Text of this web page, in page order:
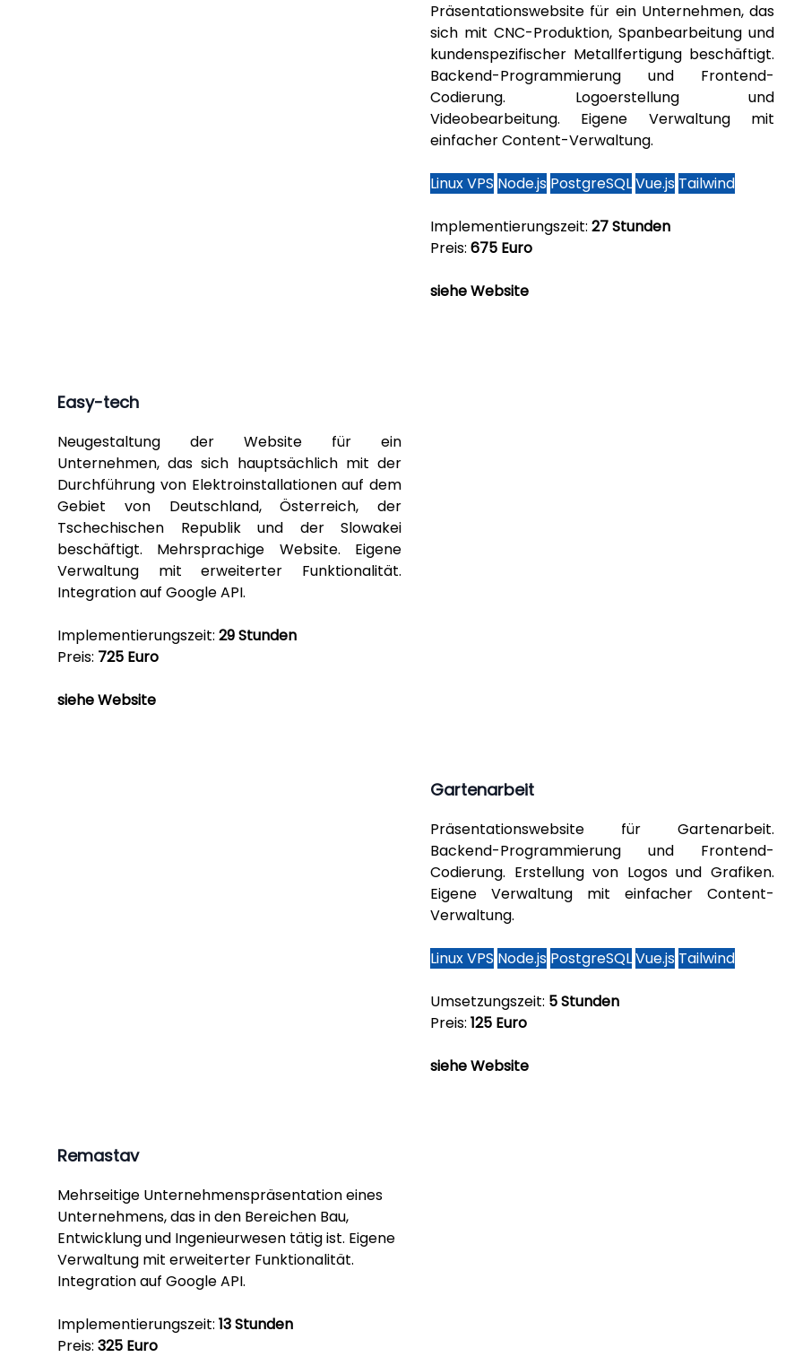
Präsentationswebsite für ein Unternehmen, das
sich mit CNC-Produktion, Spanbearbeitung und
kundenspezifischer Metallfertigung beschäftigt.
Backend-Programmierung und Frontend-
Codierung. Logoerstellung und
Videobearbeitung. Eigene Verwaltung mit
einfacher Content-Verwaltung.
Linux VPS Node.js PostgreSQLVue.js Tailwind
Implementierungszeit: 27 Stunden
Preis: 675 Euro
siehe Website
Easy-tech
Neugestaltung der Website für ein
Unternehmen, das sich hauptsächlich mit der
Durchführung von Elektroinstallationen auf dem
Gebiet von Deutschland, Österreich, der
Tschechischen Republik und der Slowakei
beschäftigt. Mehrsprachige Website. Eigene
Verwaltung mit erweiterter Funktionalität.
Integration auf Google API.
Implementierungszeit: 29 Stunden
Preis: 725 Euro
siehe Website
Gartenarbeit
Präsentationswebsite für Gartenarbeit.
Backend-Programmierung und Frontend-
Codierung. Erstellung von Logos und Grafiken.
Eigene Verwaltung mit einfacher Content-
Verwaltung.
Linux VPS Node.js PostgreSQLVue.js Tailwind
Umsetzungszeit: 5 Stunden
Preis: 125 Euro
siehe Website
Remastav
Mehrseitige Unternehmenspräsentation eines
Unternehmens, das in den Bereichen Bau,
Entwicklung und Ingenieurwesen tätig ist. Eigene
Verwaltung mit erweiterter Funktionalität.
Integration auf Google API.
Implementierungszeit: 13 Stunden
Preis: 325 Euro